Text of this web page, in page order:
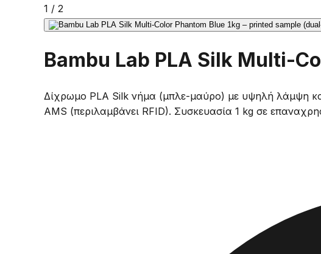
1 / 2
Bambu Lab PLA Silk Multi-
Δίχρωμο PLA Silk νήμα (μπλε-μαύρο) με υψηλή λάμψη
AMS (περιλαμβάνει RFID). Συσκευασία 1 kg σε